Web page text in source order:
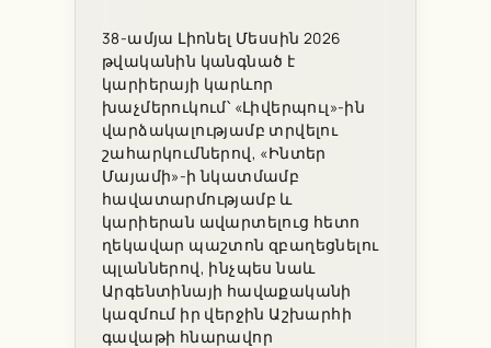
38-ամյա Լիոնել Մեսսին 2026
թվականին կանգնած է
կարիերայի կարևոր
խաչմերուկում՝ «Լիվերպուլ»-ին
վարձակալությամբ տրվելու
շահարկումներով, «Ինտեր
Մայամի»-ի նկատմամբ
հավատարմությամբ և
կարիերան ավարտելուց հետո
ղեկավար պաշտոն զբաղեցնելու
պլաններով, ինչպես նաև
Արգենտինայի հավաքականի
կազմում իր վերջին Աշխարհի
գավաթի հնարավոր